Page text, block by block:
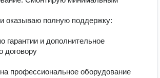
и оказываю полную поддержку:
гарантии и дополнительное
договору
профессиональное оборудование